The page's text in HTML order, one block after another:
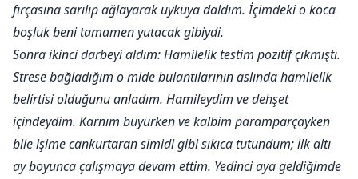
fırçasına sarılıp ağlayarak uykuya daldım. İçimdeki o koca
boşluk beni tamamen yutacak gibiydi.
Sonra ikinci darbeyi aldım: Hamilelik testim pozitif çıkmıştı.
Strese bağladığım o mide bulantılarının aslında hamilelik
belirtisi olduğunu anladım. Hamileydim ve dehşet
içindeydim. Karnım büyürken ve kalbim paramparçayken
bile işime cankurtaran simidi gibi sıkıca tutundum; ilk altı
ay boyunca çalışmaya devam ettim. Yedinci aya geldiğimde